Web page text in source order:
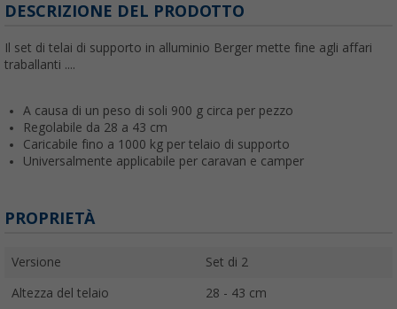
DESCRIZIONE DEL PRODOTTO
Il set di telai di supporto in alluminio Berger mette fine agli affari
traballanti ....
A causa di un peso di soli 900 g circa per pezzo
Regolabile da 28 a 43 cm
Caricabile fino a 1000 kg per telaio di supporto
Universalmente applicabile per caravan e camper
PROPRIETÀ
Versione Set di 2
Altezza del telaio 28 - 43 cm